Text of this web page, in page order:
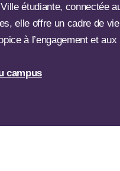
étudiante, connectée
elle offre un cadre de vie
à l’engagement et aux
campus